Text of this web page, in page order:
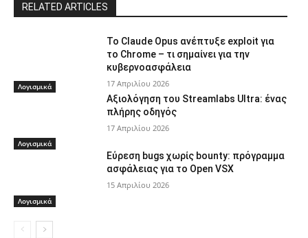
RELATED ARTICLES
Λογισμικά
Το Claude Opus ανέπτυξε exploit για
το Chrome – τι σημαίνει για την
κυβερνοασφάλεια
17 Απριλίου 2026
Λογισμικά
Αξιολόγηση του Streamlabs Ultra: ένας
πλήρης οδηγός
17 Απριλίου 2026
Λογισμικά
Εύρεση bugs χωρίς bounty: πρόγραμμα
ασφάλειας για το Open VSX
15 Απριλίου 2026